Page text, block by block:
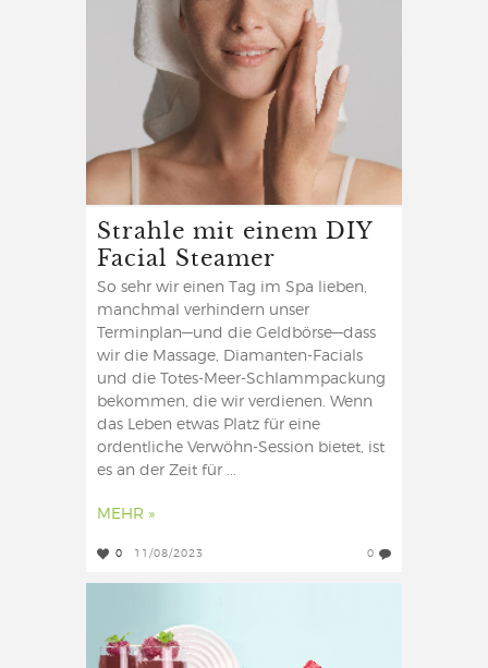
Strahle mit einem DIY
Facial Steamer
So sehr wir einen Tag im Spa lieben,
manchmal verhindern unser
Terminplan—und die Geldbörse—dass
wir die Massage, Diamanten-Facials
und die Totes-Meer-Schlammpackung
bekommen, die wir verdienen. Wenn
das Leben etwas Platz für eine
ordentliche Verwöhn-Session bietet, ist
es an der Zeit für ...
MEHR »
0 11/08/2023 0